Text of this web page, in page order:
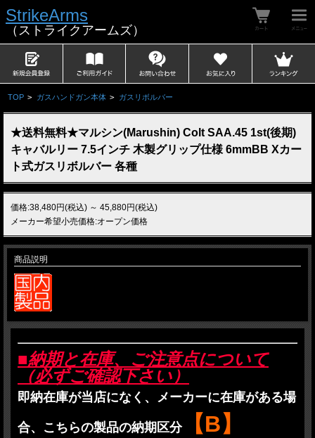
StrikeArms
（ストライクアームズ）
TOP > ガスハンドガン本体 > ガスリボルバー
★送料無料★マルシン(Marushin) Colt SAA.45 1st(後期)
キャバルリー 7.5インチ 木製グリップ仕様 6mmBB Xカー
ト式ガスリボルバー 各種
価格:38,480円(税込) ～ 45,880円(税込)
メーカー希望小売価格:オープン価格
商品説明
■納期と在庫、ご注意点について
（必ずご確認下さい）
即納在庫が当店になく、メーカーに在庫がある場
合、こちらの製品の納期区分【B】